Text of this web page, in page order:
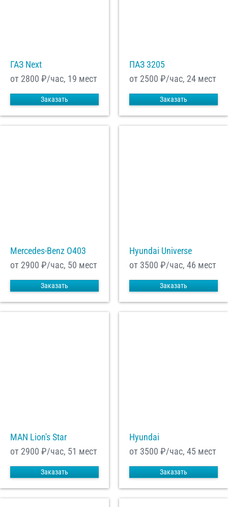
ГАЗ Next
от 2800 ₽/час, 19 мест
Заказать
ПАЗ 3205
от 2500 ₽/час, 24 мест
Заказать
Mercedes-Benz О403
от 2900 ₽/час, 50 мест
Заказать
Hyundai Universe
от 3500 ₽/час, 46 мест
Заказать
MAN Lion's Star
от 2900 ₽/час, 51 мест
Заказать
Hyundai
от 3500 ₽/час, 45 мест
Заказать